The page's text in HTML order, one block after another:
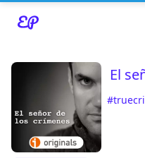
Read about our
El